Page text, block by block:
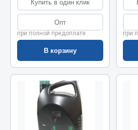
Весь раздел
Цепи подъёмные
Весь раздел
РТИ
Кольца уплотнительные
Купить в один клик
Опт
при полной предоплате
В корзину
при